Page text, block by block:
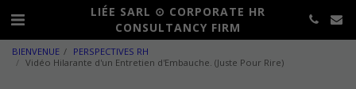
LIÉE SARL ⊙ CORPORATE HR
CONSULTANCY FIRM
BIENVENUE
PERSPECTIVES RH
Vidéo Hilarante d'un Entretien d'Embauche. (Juste Pour Rire)